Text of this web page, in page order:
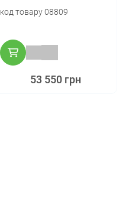
код товару 08809
53 550 грн